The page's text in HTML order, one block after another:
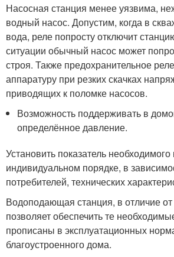
Насосная станция менее уязвима,
водный насос. Допустим, когда в
вода, реле попросту отключит
ситуации обычный насос может
строя. Также предохранительное
аппаратуру при резких скачках
приводящих к поломке насосов.
Возможность поддерживать в
определённое давление.
Установить показатель
индивидуальном порядке, в
потребителей, технических
Водоподающая станция, в отличие от
позволяет обеспечить те
прописаны в эксплуатационных
благоустроенного дома.